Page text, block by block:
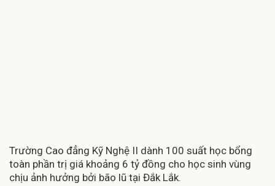
Trường Cao đẳng Kỹ Nghệ II dành 100 suất học bổng
toàn phần trị giá khoảng 6 tỷ đồng cho học sinh vùng
chịu ảnh hưởng bởi bão lũ tại Đắk Lắk.